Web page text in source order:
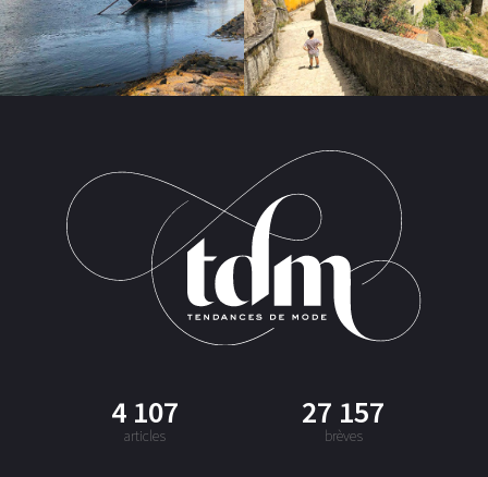
4 107
articles
27 157
brèves